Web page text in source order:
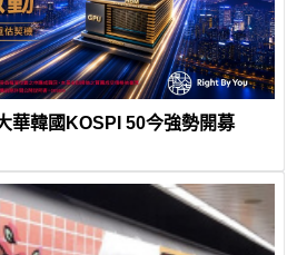
華韓國KOSPI 50今強勢開募